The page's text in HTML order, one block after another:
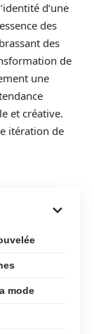
d’une
des
des
de
une
et créative.
itération de
mode